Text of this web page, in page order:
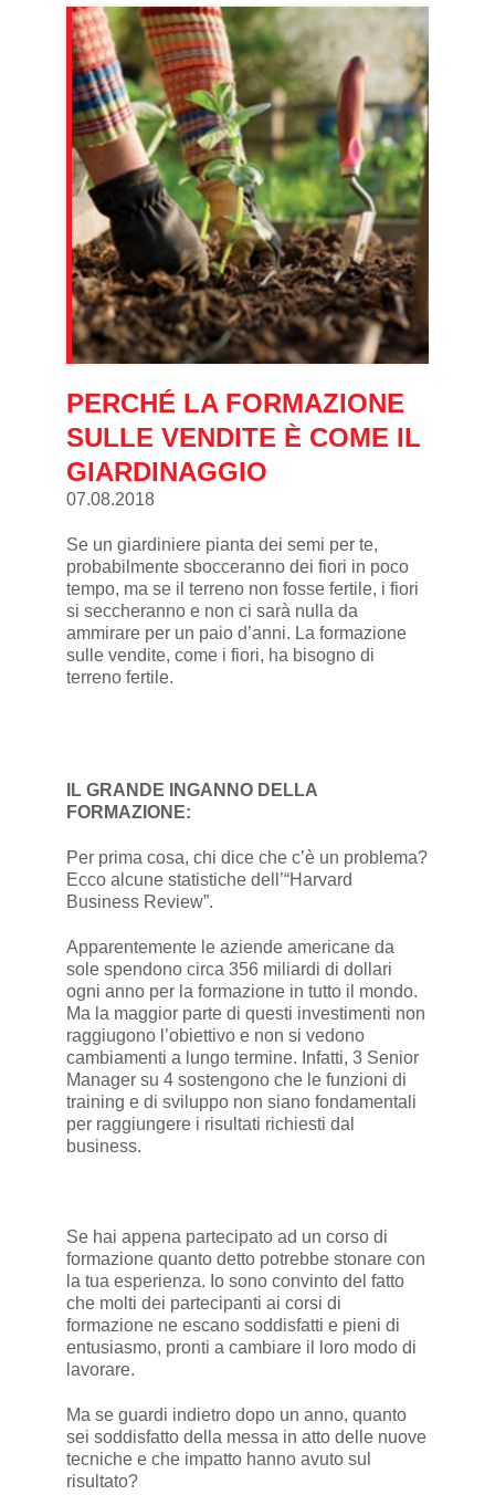
PERCHÉ LA FORMAZIONE
SULLE VENDITE È COME IL
GIARDINAGGIO
07.08.2018
Se un giardiniere pianta dei semi per te,
probabilmente sbocceranno dei fiori in poco
tempo, ma se il terreno non fosse fertile, i fiori
si seccheranno e non ci sarà nulla da
ammirare per un paio d’anni. La formazione
sulle vendite, come i fiori, ha bisogno di
terreno fertile.
IL GRANDE INGANNO DELLA
FORMAZIONE:
Per prima cosa, chi dice che c’è un problema?
Ecco alcune statistiche dell’“Harvard
Business Review”.
Apparentemente le aziende americane da
sole spendono circa 356 miliardi di dollari
ogni anno per la formazione in tutto il mondo.
Ma la maggior parte di questi investimenti non
raggiugono l’obiettivo e non si vedono
cambiamenti a lungo termine. Infatti, 3 Senior
Manager su 4 sostengono che le funzioni di
training e di sviluppo non siano fondamentali
per raggiungere i risultati richiesti dal
business.
Se hai appena partecipato ad un corso di
formazione quanto detto potrebbe stonare con
la tua esperienza. Io sono convinto del fatto
che molti dei partecipanti ai corsi di
formazione ne escano soddisfatti e pieni di
entusiasmo, pronti a cambiare il loro modo di
lavorare.
Ma se guardi indietro dopo un anno, quanto
sei soddisfatto della messa in atto delle nuove
tecniche e che impatto hanno avuto sul
risultato?